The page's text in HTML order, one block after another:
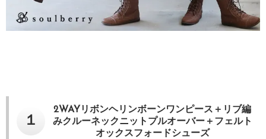
１
2WAYリボンヘリンボーンワンピース＋リブ編
みクルーネックニットプルオーバー＋フェルト
オックスフォードシューズ